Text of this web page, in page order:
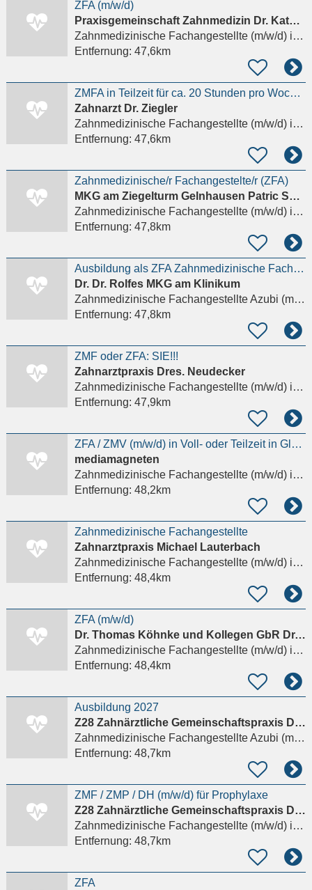
ZFA (m/w/d)
Praxisgemeinschaft Zahnmedizin Dr. Katharina Noe & Michael Noe
Zahnmedizinische Fachangestellte (m/w/d)in Hanau
Entfernung: 47,6km
ZMFA in Teilzeit für ca. 20 Stunden pro Woche !
Zahnarzt Dr. Ziegler
Zahnmedizinische Fachangestellte (m/w/d)in Biedenkopf, Wallau
Entfernung: 47,6km
Zahnmedizinische/r Fachangestelte/r (ZFA)
MKG am Ziegelturm Gelnhausen Patric Schwan & PD Dr. Dr. Fabian Duttenhoefer
Zahnmedizinische Fachangestellte (m/w/d)in Gelnhausen
Entfernung: 47,8km
Ausbildung als ZFA Zahnmedizinische Fachangestellte (m/w/d) 2026
Dr. Dr. Rolfes MKG am Klinikum
Zahnmedizinische Fachangestellte Azubi (m/w/d)
Entfernung: 47,8km
ZMF oder ZFA: SIE!!!
Zahnarztpraxis Dres. Neudecker
Zahnmedizinische Fachangestellte (m/w/d)in Hanau
Entfernung: 47,9km
ZFA / ZMV (m/w/d) in Voll- oder Teilzeit in Glashütten gesucht!
mediamagneten
Zahnmedizinische Fachangestellte (m/w/d)in Glashütten Hochtaunuskreis
Entfernung: 48,2km
Zahnmedizinische Fachangestellte
Zahnarztpraxis Michael Lauterbach
Zahnmedizinische Fachangestellte (m/w/d)in Mühlheim am Main
Entfernung: 48,4km
ZFA (m/w/d)
Dr. Thomas Köhnke und Kollegen GbR Dr. Thomas Köhnke, Jost Brunk
Zahnmedizinische Fachangestellte (m/w/d)in Eschborn
Entfernung: 48,4km
Ausbildung 2027
Z28 Zahnärztliche Gemeinschaftspraxis Dr. Andrea Schekelmann und Dr. Susanne Amberg
Zahnmedizinische Fachangestellte Azubi (m/w/d)
Entfernung: 48,7km
ZMF / ZMP / DH (m/w/d) für Prophylaxe
Z28 Zahnärztliche Gemeinschaftspraxis Dr. Andrea Schekelmann und Dr. Susanne Amberg
Zahnmedizinische Fachangestellte (m/w/d)in Gelnhausen, Hailer
Entfernung: 48,7km
ZFA